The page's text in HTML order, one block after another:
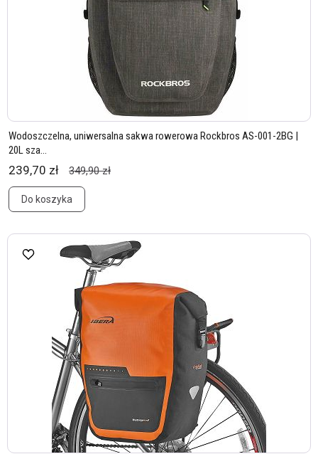
Wodoszczelna, uniwersalna sakwa rowerowa Rockbros AS-001-2BG |
20L sza...
239,70 zł 349,90 zł
Do koszyka